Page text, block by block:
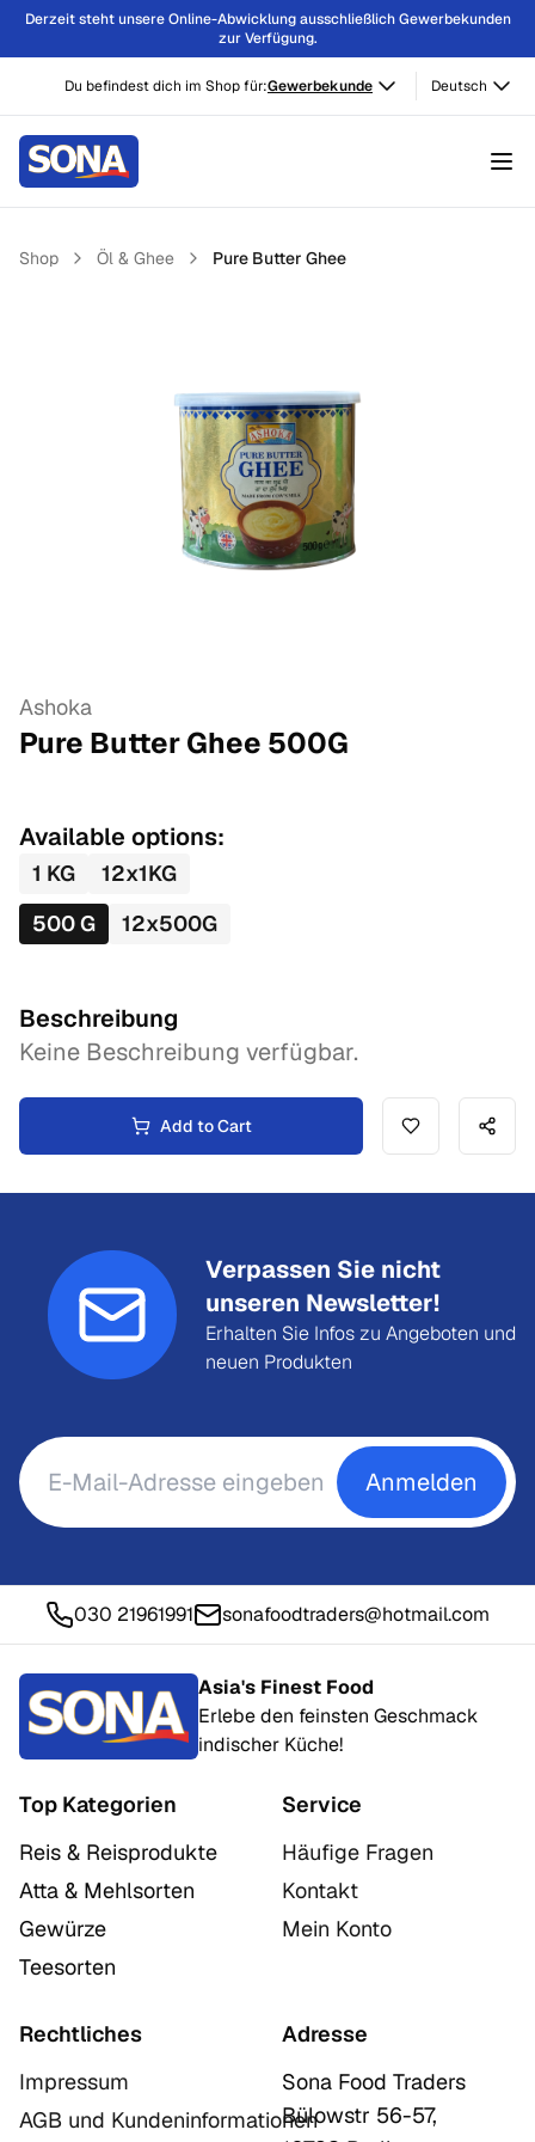
Derzeit steht unsere Online-Abwicklung ausschließlich Gewerbekunden
zur Verfügung.
Du befindest dich im Shop für:Gewerbekunde Deutsch
Shop Öl & Ghee Pure Butter Ghee
Ashoka
Pure Butter Ghee 500G
Available options:
1 KG 12x1KG
500G 12x500G
Beschreibung
Keine Beschreibung verfügbar.
Add to Cart
Verpassen Sie nicht
unseren Newsletter!
Erhalten Sie Infos zu Angeboten und
neuen Produkten
Anmelden
030 21961991 sonafoodtraders@hotmail.com
Asia's Finest Food
Erlebe den feinsten Geschmack
indischer Küche!
Top Kategorien
Reis & Reisprodukte
Atta & Mehlsorten
Gewürze
Teesorten
Service
Häufige Fragen
Kontakt
Mein Konto
Rechtliches
Impressum
AGB und Kundeninformationen
Adresse
Sona Food Traders
Bülowstr 56-57,